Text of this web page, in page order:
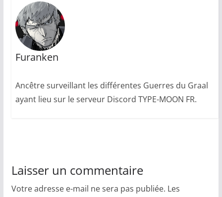
Furanken
Ancêtre surveillant les différentes Guerres du Graal
ayant lieu sur le serveur Discord TYPE-MOON FR.
Laisser un commentaire
Votre adresse e-mail ne sera pas publiée. Les